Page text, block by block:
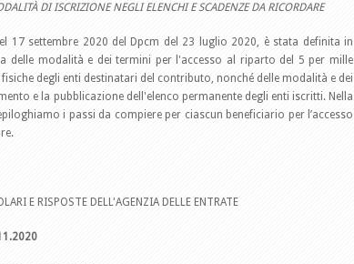
DI ISCRIZIONE NEGLI ELENCHI E SCADENZE DA RICORDARE
17 settembre 2020 del Dpcm del 23 luglio 2020, è stata definita in
delle modalità e dei termini per l'accesso al riparto del 5 per mille
degli enti destinatari del contributo, nonché delle modalità e dei
e la pubblicazione dell'elenco permanente degli enti iscritti. Nella
i passi da compiere per ciascun beneficiario per l’accesso
E RISPOSTE DELL'AGENZIA DELLE ENTRATE